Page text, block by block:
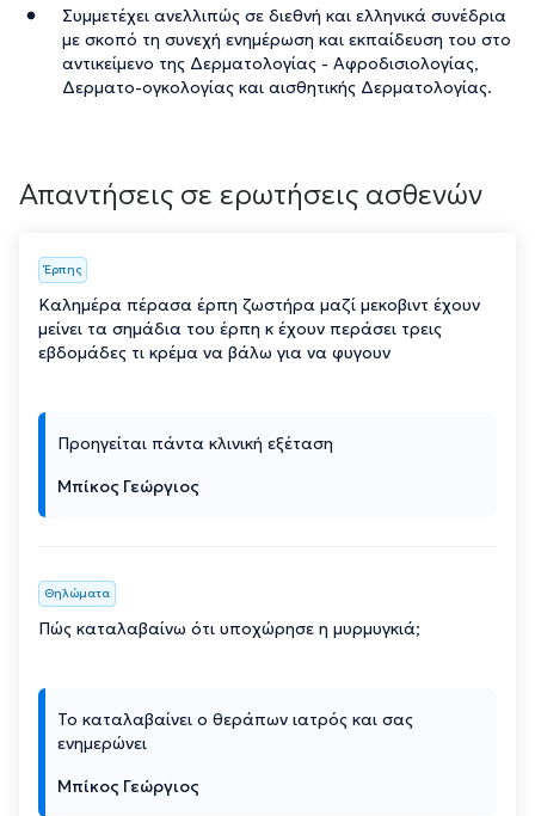
Συμμετέχει ανελλιπώς σε διεθνή και ελληνικά συνέδρια
με σκοπό τη συνεχή ενημέρωση και εκπαίδευση του στο
αντικείμενο της Δερματολογίας - Αφροδισιολογίας,
Δερματο-ογκολογίας και αισθητικής Δερματολογίας.
Απαντήσεις σε ερωτήσεις ασθενών
Έρπης
Καλημέρα πέρασα έρπη ζωστήρα μαζί μεκοβιντ έχουν
μείνει τα σημάδια του έρπη κ έχουν περάσει τρεις
εβδομάδες τι κρέμα να βάλω για να φυγουν
Προηγείται πάντα κλινική εξέταση
Μπίκος Γεώργιος
Θηλώματα
Πώς καταλαβαίνω ότι υποχώρησε η μυρμυγκιά;
Το καταλαβαίνει ο θεράπων ιατρός και σας
ενημερώνει
Μπίκος Γεώργιος